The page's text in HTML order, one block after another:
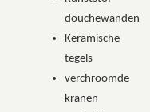
douchewanden
Keramische
tegels
verchroomde
kranen